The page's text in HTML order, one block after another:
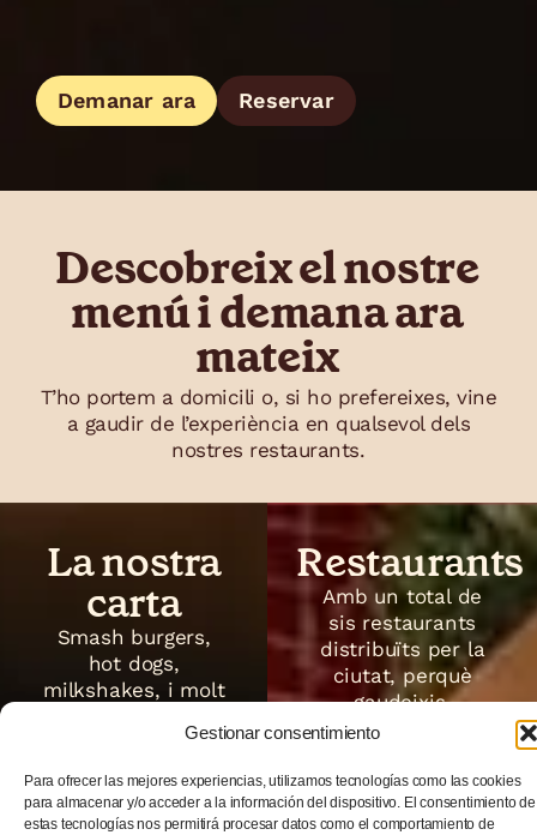
Gestionar consentimiento
Para ofrecer las mejores experiencias, utilizamos tecnologías como las cookies
para almacenar y/o acceder a la información del dispositivo. El consentimiento de
estas tecnologías nos permitirá procesar datos como el comportamiento de
Demanar ara Reservar
Descobreix el nostre
menú i demana ara
mateix
T’ho portem a domicili o, si ho prefereixes, vine
a gaudir de l’experiència en qualsevol dels
nostres restaurants.
La nostra
carta
Smash burgers,
hot dogs,
milkshakes, i molt
o a casa teva.
Demanar ara
Restaurants
Amb un total de
sis restaurants
distribuïts per la
ciutat, perquè
gaudeixis.